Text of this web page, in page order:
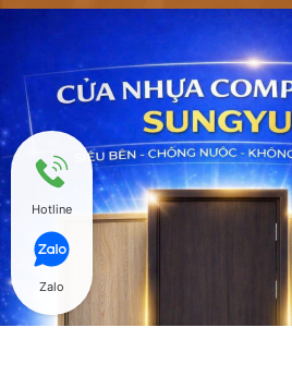
Hotline
Zalo